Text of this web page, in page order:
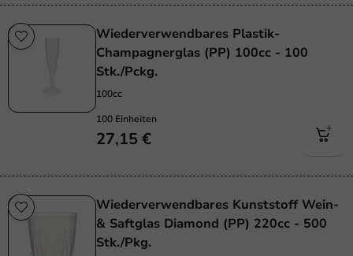
Wiederverwendbares Plastik-
Champagnerglas (PP) 100cc - 100
Stk./Pckg.
100cc
100 Einheiten
27,15 €
Wiederverwendbares Kunststoff Wein-
& Saftglas Diamond (PP) 220cc - 500
Stk./Pkg.